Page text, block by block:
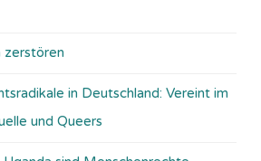
zerstören
in Deutschland: Vereint im
und Queers